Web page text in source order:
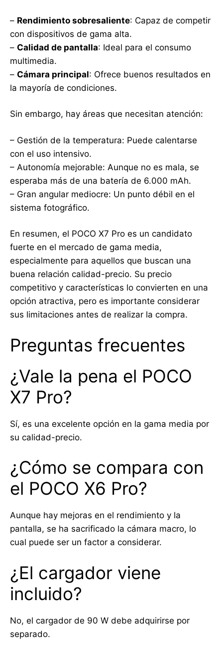
– Rendimiento sobresaliente: Capaz de competir
con dispositivos de gama alta.
– Calidad de pantalla: Ideal para el consumo
multimedia.
– Cámara principal: Ofrece buenos resultados en
la mayoría de condiciones.
Sin embargo, hay áreas que necesitan atención:
– Gestión de la temperatura: Puede calentarse
con el uso intensivo.
– Autonomía mejorable: Aunque no es mala, se
esperaba más de una batería de 6.000 mAh.
– Gran angular mediocre: Un punto débil en el
sistema fotográfico.
En resumen, el POCO X7 Pro es un candidato
fuerte en el mercado de gama media,
especialmente para aquellos que buscan una
buena relación calidad-precio. Su precio
competitivo y características lo convierten en una
opción atractiva, pero es importante considerar
sus limitaciones antes de realizar la compra.
Preguntas frecuentes
¿Vale la pena el POCO
X7 Pro?
Sí, es una excelente opción en la gama media por
su calidad-precio.
¿Cómo se compara con
el POCO X6 Pro?
Aunque hay mejoras en el rendimiento y la
pantalla, se ha sacrificado la cámara macro, lo
cual puede ser un factor a considerar.
¿El cargador viene
incluido?
No, el cargador de 90 W debe adquirirse por
separado.